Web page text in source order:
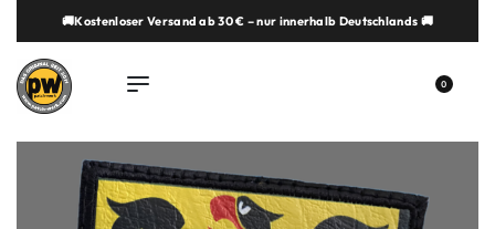
springen🚚Kostenloser Versand ab 30 € – nur innerhalb Deutschlands 🚚
0